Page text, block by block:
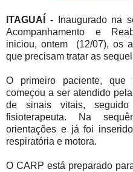
ITAGUAÍ -
Inaugurado na
Acompanhamento e
iniciou, ontem (12/07), os
que precisam tratar as
O primeiro paciente,
começou a ser atendido
de sinais vitais,
fisioterapeuta. Na
orientações e já foi
respiratória e motora.
O CARP está preparado